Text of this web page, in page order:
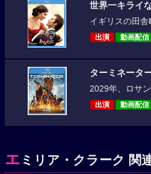
世界一キライ
イギリスの田
出演 動画配信
ターミネータ
2029年、ロサ
出演 動画配信
エ ミリア・クラーク 関